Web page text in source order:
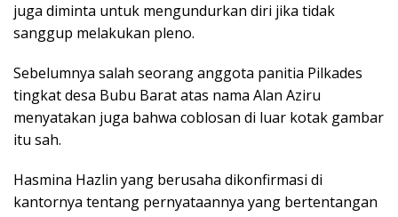
juga diminta untuk mengundurkan diri jika tidak
sanggup melakukan pleno.
Sebelumnya salah seorang anggota panitia Pilkades
tingkat desa Bubu Barat atas nama Alan Aziru
menyatakan juga bahwa coblosan di luar kotak gambar
itu sah.
Hasmina Hazlin yang berusaha dikonfirmasi di
kantornya tentang pernyataannya yang bertentangan